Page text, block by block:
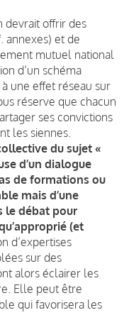
devrait offrir des
annexes) et de
mutuel national
d’un schéma
une effet réseau sur
réserve que chacun
ses convictions
les siennes.
du sujet «
d’un dialogue
de formations ou
mais d’une
le débat pour
(et
d’expertises
sur des
alors éclairer les
Elle peut être
qui favorisera les